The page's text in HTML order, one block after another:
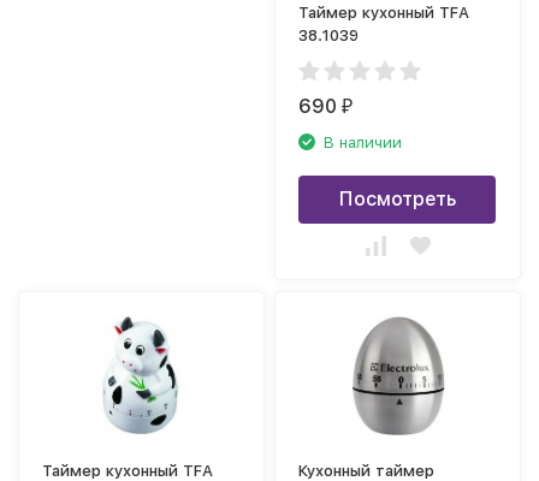
Таймер кухонный TFA
38.1039
690₽
В наличии
Посмотреть
Таймер кухонный TFA
Кухонный таймер